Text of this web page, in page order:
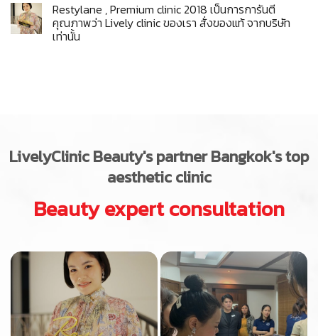
Restylane , Premium clinic 2018 เป็นการการันตี
คุณภาพว่า Lively clinic ของเรา สั่งของแท้ จากบริษัท
เท่านั้น
LivelyClinicBeauty's partner Bangkok's top
aesthetic clinic
Beauty expert consultation